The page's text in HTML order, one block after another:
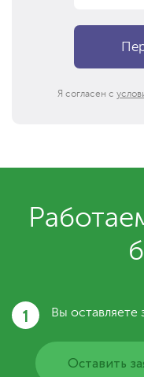
Я согласен с
1 Вы оставляете
Оставить